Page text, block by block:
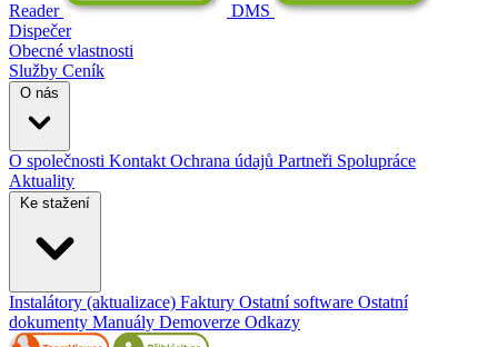
Reader
DMS
Dispečer
Obecné vlastnosti
Služby Ceník
O nás
O společnosti Kontakt Ochrana údajů Partneři Spolupráce
Aktuality
Ke stažení
Instalátory (aktualizace) Faktury Ostatní software Ostatní
dokumenty Manuály Demoverze Odkazy